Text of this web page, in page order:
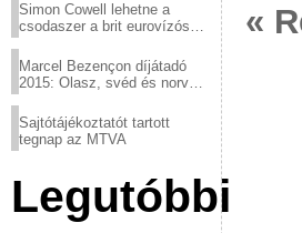
Simon Cowell lehetne a
csodaszer a brit eurovízós
Marcel Bezençon díjátadó
2015: Olasz, svéd és norvég
Sajtótájékoztatót tartott
tegnap az MTVA
Legutóbbi
«